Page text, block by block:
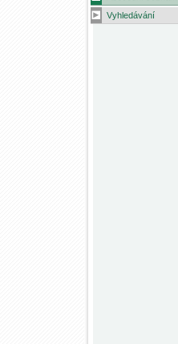
Vyhledávání